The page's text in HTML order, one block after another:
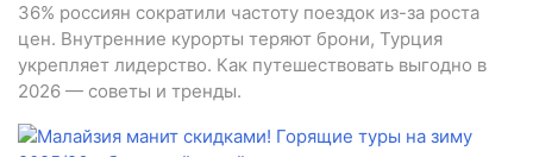
36% россиян сократили частоту поездок из-за роста
цен. Внутренние курорты теряют брони, Турция
укрепляет лидерство. Как путешествовать выгодно в
2026 — советы и тренды.